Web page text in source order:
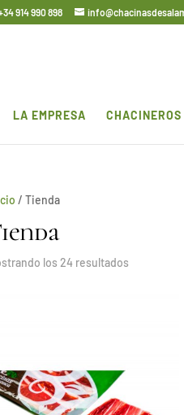
914 990 898
LA EMPRESA
/ Tienda
los 24 resultados